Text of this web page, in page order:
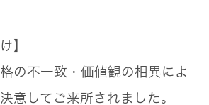
】
の不一致・価値観の相異によ
意してご来所されました。